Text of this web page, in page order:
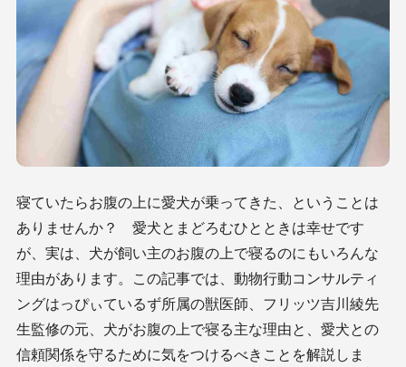
寝ていたらお腹の上に愛犬が乗ってきた、ということは
ありませんか？ 愛犬とまどろむひとときは幸せです
が、実は、犬が飼い主のお腹の上で寝るのにもいろんな
理由があります。この記事では、動物行動コンサルティ
ングはっぴぃているず所属の獣医師、フリッツ吉川綾先
生監修の元、犬がお腹の上で寝る主な理由と、愛犬との
信頼関係を守るために気をつけるべきことを解説しま